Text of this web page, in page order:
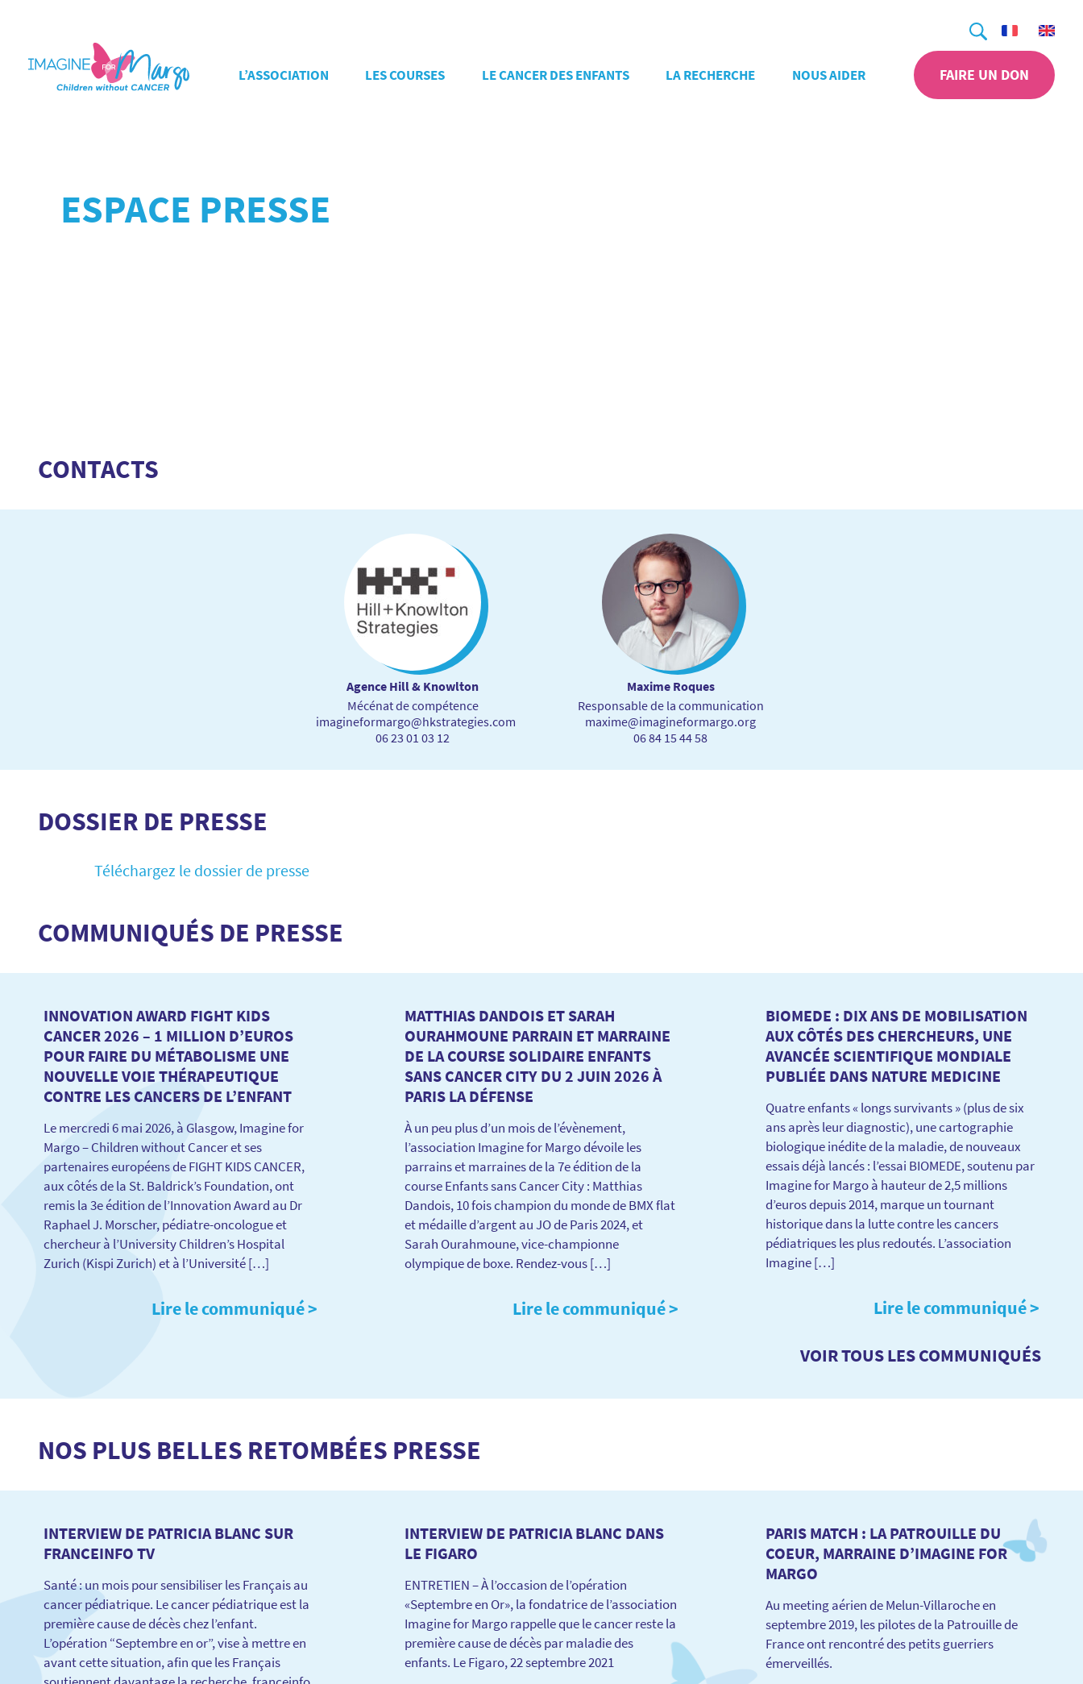
Recherche
L’ASSOCIATION LES COURSES LE CANCER DES ENFANTS LA RECHERCHE NOUS AIDER FAIRE UN DON
ESPACE PRESSE
CONTACTS
Agence Hill & Knowlton
Mécénat de compétence
imagineformargo@hkstrategies.com
06 23 01 03 12
Maxime Roques
Responsable de la communication
maxime@imagineformargo.org
06 84 15 44 58
DOSSIER DE PRESSE
Téléchargez le dossier de presse
COMMUNIQUÉS DE PRESSE
INNOVATION AWARD FIGHT KIDS
CANCER 2026 – 1 MILLION D’EUROS
POUR FAIRE DU MÉTABOLISME UNE
NOUVELLE VOIE THÉRAPEUTIQUE
CONTRE LES CANCERS DE L’ENFANT
Le mercredi 6 mai 2026, à Glasgow, Imagine for
Margo – Children without Cancer et ses
partenaires européens de FIGHT KIDS CANCER,
aux côtés de la St. Baldrick’s Foundation, ont
remis la 3e édition de l’Innovation Award au Dr
Raphael J. Morscher, pédiatre-oncologue et
chercheur à l’University Children’s Hospital
Zurich (Kispi Zurich) et à l’Université […]
Lire le communiqué >
MATTHIAS DANDOIS ET SARAH
OURAHMOUNE PARRAIN ET MARRAINE
DE LA COURSE SOLIDAIRE ENFANTS
SANS CANCER CITY DU 2 JUIN 2026 À
PARIS LA DÉFENSE
À un peu plus d’un mois de l’évènement,
l’association Imagine for Margo dévoile les
parrains et marraines de la 7e édition de la
course Enfants sans Cancer City : Matthias
Dandois, 10 fois champion du monde de BMX flat
et médaille d’argent au JO de Paris 2024, et
Sarah Ourahmoune, vice-championne
olympique de boxe. Rendez-vous […]
Lire le communiqué >
BIOMEDE : DIX ANS DE MOBILISATION
AUX CÔTÉS DES CHERCHEURS, UNE
AVANCÉE SCIENTIFIQUE MONDIALE
PUBLIÉE DANS NATURE MEDICINE
Quatre enfants « longs survivants » (plus de six
ans après leur diagnostic), une cartographie
biologique inédite de la maladie, de nouveaux
essais déjà lancés : l’essai BIOMEDE, soutenu par
Imagine for Margo à hauteur de 2,5 millions
d’euros depuis 2014, marque un tournant
historique dans la lutte contre les cancers
pédiatriques les plus redoutés. L’association
Imagine […]
Lire le communiqué >
VOIR TOUS LES COMMUNIQUÉS
NOS PLUS BELLES RETOMBÉES PRESSE
INTERVIEW DE PATRICIA BLANC SUR
FRANCEINFO TV
Santé : un mois pour sensibiliser les Français au
cancer pédiatrique. Le cancer pédiatrique est la
première cause de décès chez l’enfant.
L’opération “Septembre en or”, vise à mettre en
avant cette situation, afin que les Français
INTERVIEW DE PATRICIA BLANC DANS
LE FIGARO
ENTRETIEN – À l’occasion de l’opération
«Septembre en Or», la fondatrice de l’association
Imagine for Margo rappelle que le cancer reste la
première cause de décès par maladie des
enfants. Le Figaro, 22 septembre 2021
PARIS MATCH : LA PATROUILLE DU
COEUR, MARRAINE D’IMAGINE FOR
MARGO
Au meeting aérien de Melun-Villaroche en
septembre 2019, les pilotes de la Patrouille de
France ont rencontré des petits guerriers
émerveillés.